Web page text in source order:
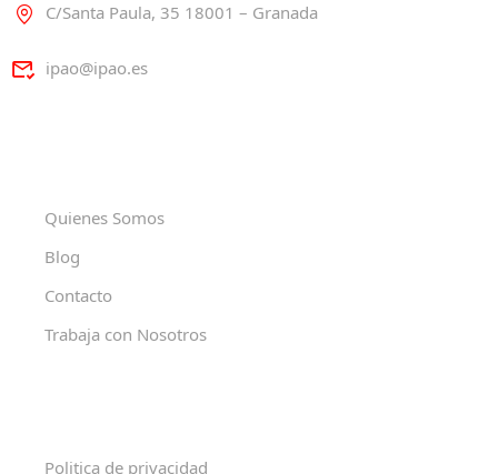
C/Santa Paula, 35 18001 – Granada
ipao@ipao.es
Quienes Somos
Blog
Contacto
Trabaja con Nosotros
Politica de privacidad